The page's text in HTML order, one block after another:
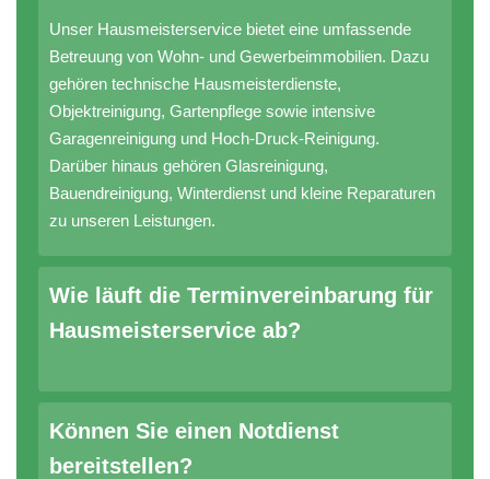
Unser Hausmeisterservice bietet eine umfassende
Betreuung von Wohn- und Gewerbeimmobilien. Dazu
gehören technische Hausmeisterdienste,
Objektreinigung, Gartenpflege sowie intensive
Garagenreinigung und Hoch-Druck-Reinigung.
Darüber hinaus gehören Glasreinigung,
Bauendreinigung, Winterdienst und kleine Reparaturen
zu unseren Leistungen.
Wie läuft die Terminvereinbarung für
Hausmeisterservice ab?
Können Sie einen Notdienst
bereitstellen?